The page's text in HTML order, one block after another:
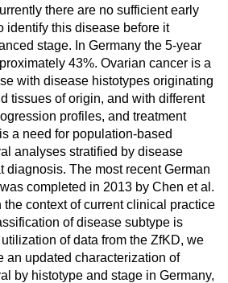
there are no sufficient early
identify this disease before it
stage. In Germany the 5-year
43%. Ovarian cancer is a
with disease histotypes originating
tissues of origin, and with different
profiles, and treatment
a need for population-based
analyses stratified by disease
diagnosis. The most recent German
completed in 2013 by Chen et al.
context of current clinical practice
of disease subtype is
of data from the ZfKD, we
an updated characterization of
by histotype and stage in Germany,